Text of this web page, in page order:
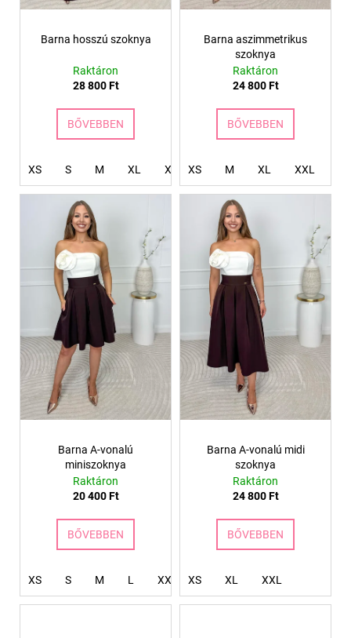
t
Barna hosszú szoknya
Raktáron
28 800 Ft
BŐVEBBEN
XS S M XL XXL 4XL
Barna aszimmetrikus
szoknya
Raktáron
24 800 Ft
BŐVEBBEN
XS M XL XXL
Barna A-vonalú
miniszoknya
Raktáron
20 400 Ft
BŐVEBBEN
XS S M L XXL XXXL 4XL
Barna A-vonalú midi
szoknya
Raktáron
24 800 Ft
BŐVEBBEN
XS XL XXL